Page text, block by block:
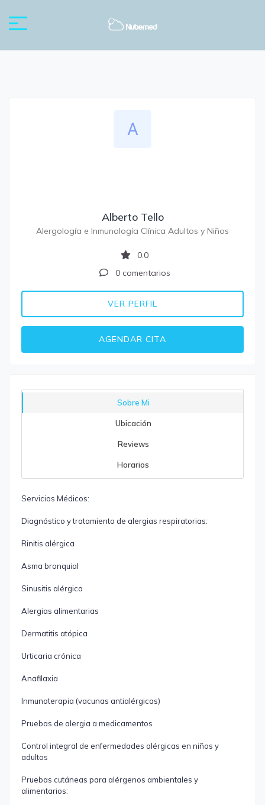
Alberto Tello
Alergología e Inmunología Clínica Adultos y Niños
0.0
0 comentarios
VER PERFIL
AGENDAR CITA
Sobre Mi
Ubicación
Reviews
Horarios
Servicios Médicos:
Diagnóstico y tratamiento de alergias respiratorias:
Rinitis alérgica
Asma bronquial
Sinusitis alérgica
Alergias alimentarias
Dermatitis atópica
Urticaria crónica
Anafilaxia
Inmunoterapia (vacunas antialérgicas)
Pruebas de alergia a medicamentos
Control integral de enfermedades alérgicas en niños y
adultos
Pruebas cutáneas para alérgenos ambientales y
alimentarios: